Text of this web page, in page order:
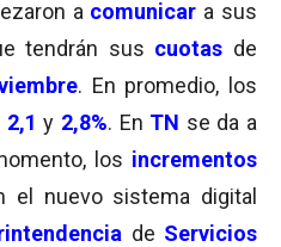
a comunicar a sus
tendrán sus cuotas de
. En promedio, los
2,1 y 2,8%. En TN se da a
los incrementos
el nuevo sistema digital
de Servicios